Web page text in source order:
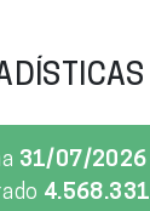
31/07/2026
4.568.331